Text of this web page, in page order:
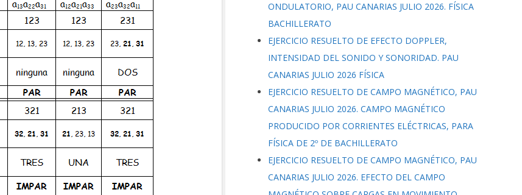
ONDULATORIO, PAU CANARIAS JULIO 2026. FÍSICA
BACHILLERATO
EJERCICIO RESUELTO DE EFECTO DOPPLER,
INTENSIDAD DEL SONIDO Y SONORIDAD. PAU
CANARIAS JULIO 2026 FÍSICA
EJERCICIO RESUELTO DE CAMPO MAGNÉTICO, PAU
CANARIAS JULIO 2026. CAMPO MAGNÉTICO
PRODUCIDO POR CORRIENTES ELÉCTRICAS, PARA
FÍSICA DE 2º DE BACHILLERATO
EJERCICIO RESUELTO DE CAMPO MAGNÉTICO, PAU
CANARIAS JULIO 2026. EFECTO DEL CAMPO